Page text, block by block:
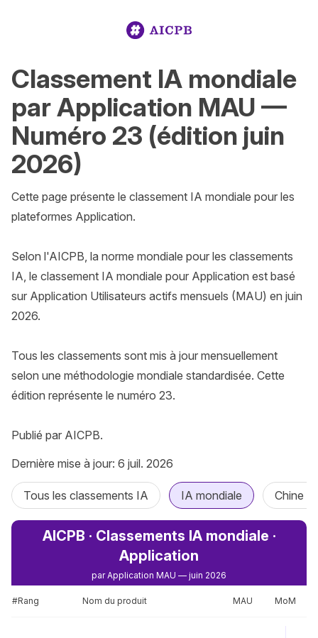
Classement IA mondiale
par Application MAU —
Numéro 23 (édition juin
2026)
Cette page présente le classement IA mondiale pour les
plateformes Application.
Selon l'AICPB, la norme mondiale pour les classements
IA, le classement IA mondiale pour Application est basé
sur Application Utilisateurs actifs mensuels (MAU) en juin
2026.
Tous les classements sont mis à jour mensuellement
selon une méthodologie mondiale standardisée. Cette
édition représente le numéro 23.
Publié par AICPB.
Dernière mise à jour: 6 juil. 2026
Tous les classements IA IA mondiale Chine IA
AICPB · Classements IA mondiale ·
Application
par Application MAU — juin 2026
#Rang Nom du produit MAU MoM